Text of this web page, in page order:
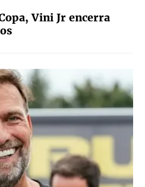
Vini Jr encerra